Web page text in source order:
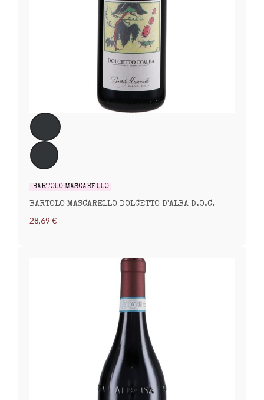
BARTOLO MASCARELLO
BARTOLO MASCARELLO DOLCETTO D'ALBA D.O.C.
28,69 €